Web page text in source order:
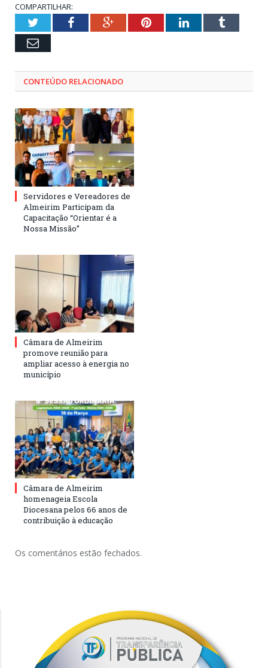
COMPARTILHAR:
TwitterFacebookGoogle+PinterestLinkedInTumblr
Email
CONTEÚDO RELACIONADO
Servidores e Vereadores de
Almeirim Participam da
Capacitação “Orientar é a
Nossa Missão”
Câmara de Almeirim
promove reunião para
ampliar acesso à energia no
município
Câmara de Almeirim
homenageia Escola
Diocesana pelos 66 anos de
contribuição à educação
Os comentários estão fechados.